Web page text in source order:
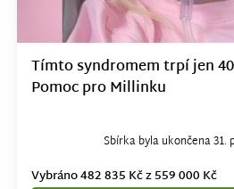
Tímto syndromem trpí jen
Pomoc pro Millinku
Sbírka byla ukončena 31.
Vybráno 482 835 Kč z 559 000 Kč